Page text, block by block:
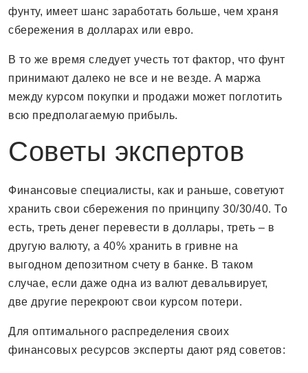
фунту, имеет шанс заработать больше, чем храня
сбережения в долларах или евро.
В то же время следует учесть тот фактор, что фунт
принимают далеко не все и не везде. А маржа
между курсом покупки и продажи может поглотить
всю предполагаемую прибыль.
Советы экспертов
Финансовые специалисты, как и раньше, советуют
хранить свои сбережения по принципу 30/30/40. То
есть, треть денег перевести в доллары, треть – в
другую валюту, а 40% хранить в гривне на
выгодном депозитном счету в банке. В таком
случае, если даже одна из валют девальвирует,
две другие перекроют свои курсом потери.
Для оптимального распределения своих
финансовых ресурсов эксперты дают ряд советов: